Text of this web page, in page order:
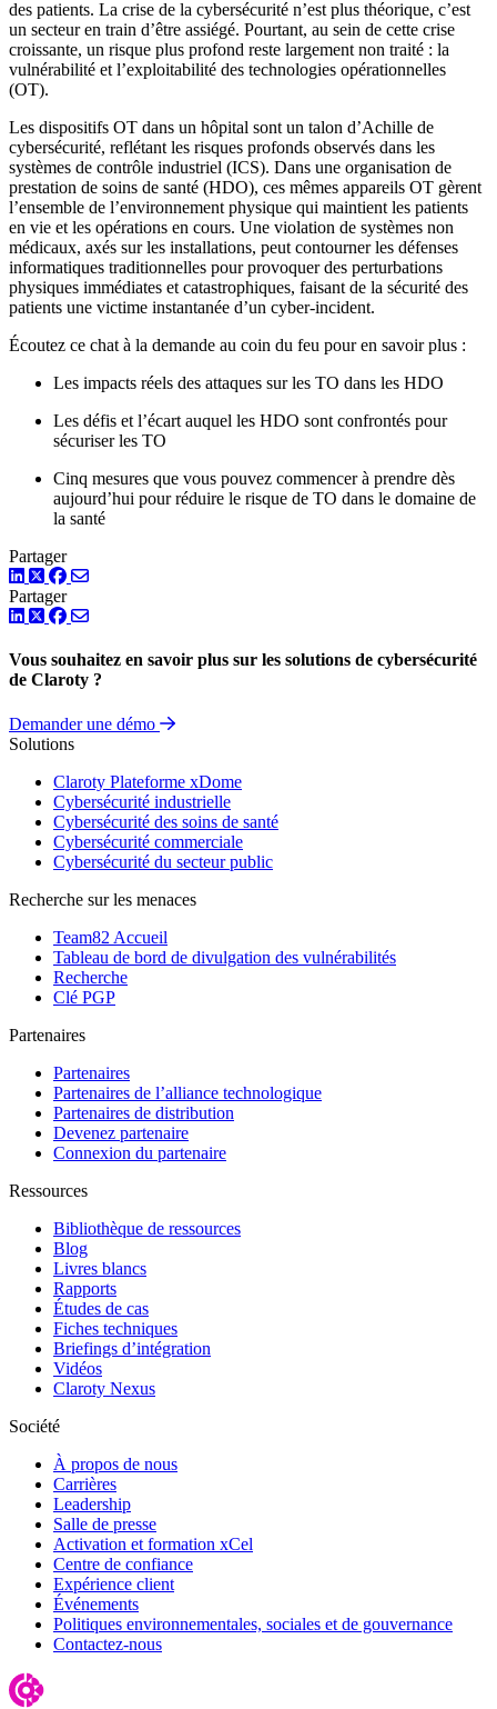
des patients. La crise de la cybersécurité n’est plus théorique, c’est
un secteur en train d’être assiégé. Pourtant, au sein de cette crise
croissante, un risque plus profond reste largement non traité : la
vulnérabilité et l’exploitabilité des technologies opérationnelles
(OT).
Les dispositifs OT dans un hôpital sont un talon d’Achille de
cybersécurité, reflétant les risques profonds observés dans les
systèmes de contrôle industriel (ICS). Dans une organisation de
prestation de soins de santé (HDO), ces mêmes appareils OT gèrent
l’ensemble de l’environnement physique qui maintient les patients
en vie et les opérations en cours. Une violation de systèmes non
médicaux, axés sur les installations, peut contourner les défenses
informatiques traditionnelles pour provoquer des perturbations
physiques immédiates et catastrophiques, faisant de la sécurité des
patients une victime instantanée d’un cyber-incident.
Écoutez ce chat à la demande au coin du feu pour en savoir plus :
Les impacts réels des attaques sur les TO dans les HDO
Les défis et l’écart auquel les HDO sont confrontés pour
sécuriser les TO
Cinq mesures que vous pouvez commencer à prendre dès
aujourd’hui pour réduire le risque de TO dans le domaine de
la santé
Partager
LinkedIn
TwitterFacebook
Partager
LinkedIn
TwitterFacebook
Vous souhaitez en savoir plus sur les solutions de cybersécurité
de Claroty ?
Demander une démo
Solutions
Claroty Plateforme xDome
Cybersécurité industrielle
Cybersécurité des soins de santé
Cybersécurité commerciale
Cybersécurité du secteur public
Recherche sur les menaces
Team82 Accueil
Tableau de bord de divulgation des vulnérabilités
Recherche
Clé PGP
Partenaires
Partenaires
Partenaires de l’alliance technologique
Partenaires de distribution
Devenez partenaire
Connexion du partenaire
Ressources
Bibliothèque de ressources
Blog
Livres blancs
Rapports
Études de cas
Fiches techniques
Briefings d’intégration
Vidéos
Claroty Nexus
Société
À propos de nous
Carrières
Leadership
Salle de presse
Activation et formation xCel
Centre de confiance
Expérience client
Événements
Politiques environnementales, sociales et de gouvernance
Contactez-nous